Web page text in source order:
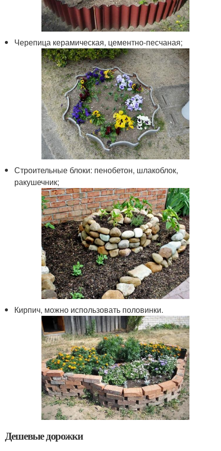
Черепица керамическая, цементно-песчаная;
Строительные блоки: пенобетон, шлакоблок,
ракушечник;
Кирпич, можно использовать половинки.
Дешевые дорожки